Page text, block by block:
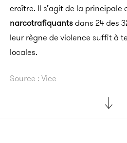
croître. Il s’agit de la principale
narcotrafiquantsdans 24 des
leur règne de violence suffit à
locales.
Source : Vice